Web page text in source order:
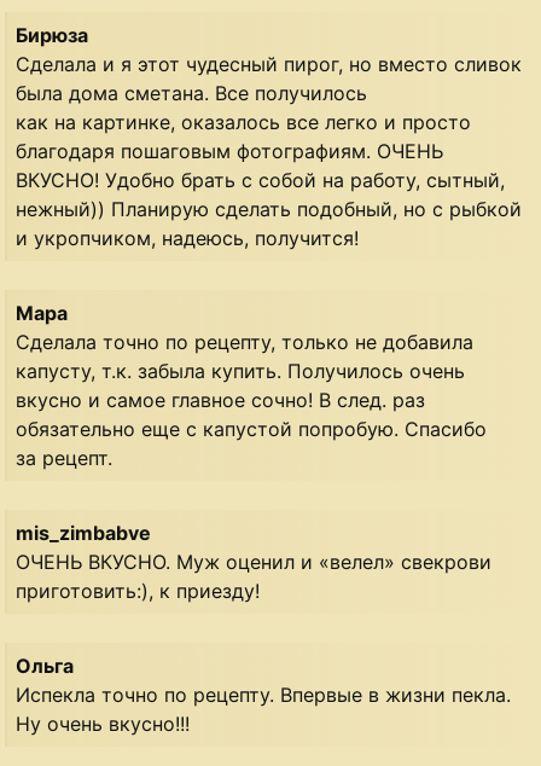
Бирюза
Сделала и я этот чудесный пирог, но вместо сливок
была дома сметана. Все получилось
как на картинке, оказалось все легко и просто
благодаря пошаговым фотографиям. ОЧЕНЬ
ВКУСНО! Удобно брать с собой на работу, сытный,
нежный)) Планирую сделать подобный, но с рыбкой
и укропчиком, надеюсь, получится!
Мара
Сделала точно по рецепту, только не добавила
капусту, т.к. забыла купить. Получилось очень
вкусно и самое главное сочно! В след. раз
обязательно еще с капустой попробую. Спасибо
за рецепт.
mis_zimbabve
ОЧЕНЬ ВКУСНО. Муж оценил и «велел» свекрови
приготовить:), к приезду!
Ольга
Испекла точно по рецепту. Впервые в жизни пекла.
Ну очень вкусно!!!